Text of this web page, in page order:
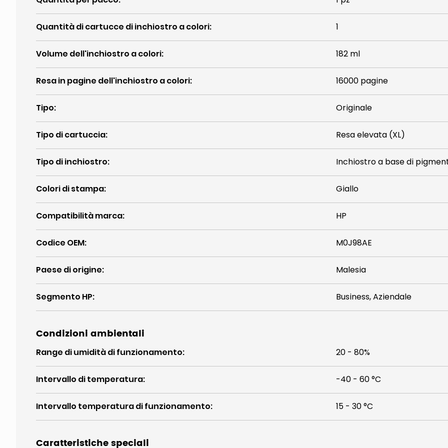
Quantità di cartucce di inchiostro a colori: 1
Volume dell'inchiostro a colori: 182 ml
Resa in pagine dell'inchiostro a colori: 16000 pagine
Tipo: Originale
Tipo di cartuccia: Resa elevata (XL)
Tipo di inchiostro: Inchiostro a base di
Colori di stampa: Giallo
Compatibilità marca: HP
Codice OEM: M0J98AE
Paese di origine: Malesia
Segmento HP: Business, Aziendale
Condizioni ambientali
Range di umidità di funzionamento: 20 - 80%
Intervallo di temperatura: -40 - 60 °C
Intervallo temperatura di funzionamento: 15 - 30 °C
Caratteristiche speciali